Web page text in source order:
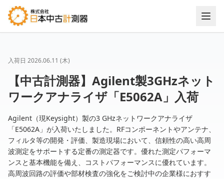
入荷日 2026.06.11 (木)
【中古計測器】Agilent製3GHzネット
ワークアナライザ「E5062A」入荷
Agilent（現Keysight）製の3 GHzネットワークアナライザ
「E5062A」が入荷いたしました。RFコンポーネントやアンテナ、
フィルタ等の開発・評価、製造現場において、信頼性の高い高周
波測定をサポートする定番の測定器です。優れた測定パフォーマ
ンスと基本機能を備え、コストパフォーマンスに優れています。
高周波回路の評価や部材検査の強化をご検討中の企業様におすす